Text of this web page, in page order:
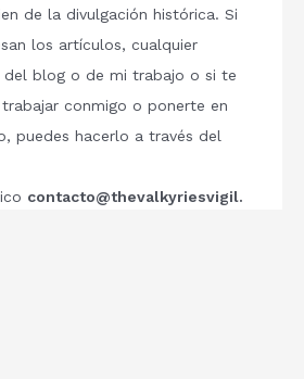
de la divulgación histórica. Si
los artículos, cualquier
del blog o de mi trabajo o si te
conmigo o ponerte en
puedes hacerlo a través del
contacto@thevalkyriesvigil.